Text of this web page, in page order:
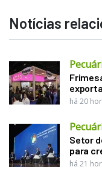
Notícias
há 20
Setor
para
há 21